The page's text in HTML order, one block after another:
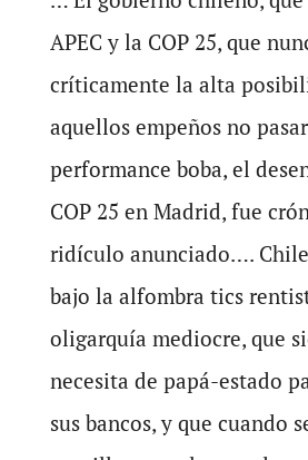
APEC y la COP 25, que
críticamente la alta
aquellos empeños no
performance boba, el
COP 25 en Madrid, fue
ridículo anunciado….
bajo la alfombra tics
oligarquía mediocre, que
necesita de papá-estado
sus bancos, y que cuando